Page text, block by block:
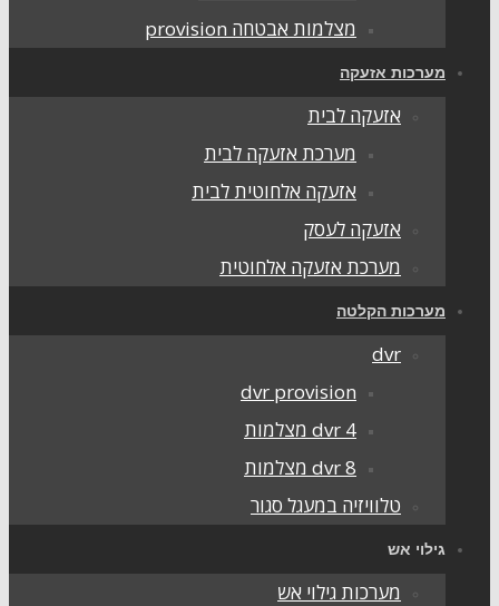
מצלמות אבטחה provision
אזעקה
אזעקה לבית
מערכת אזעקה לבית
אזעקה אלחוטית לבית
אזעקה לעסק
מערכת אזעקה אלחוטית
הקלטה
dvr provision
dvr 4 מצלמות
dvr 8 מצלמות
טלוויזיה במעגל סגור
אש
מערכות גילוי אש